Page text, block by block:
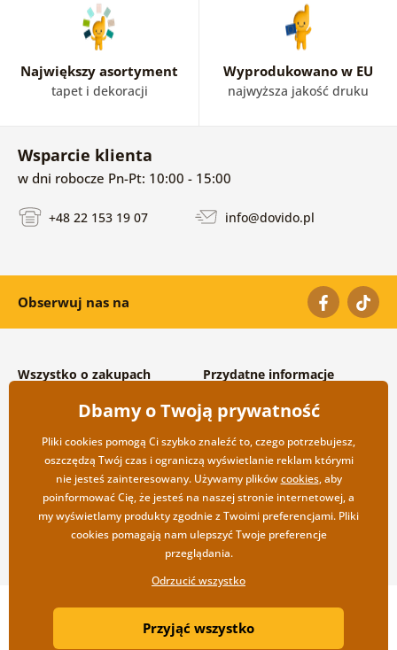
Największy asortyment
tapet i dekoracji
Wyprodukowano w EU
najwyższa jakość druku
Wsparcie klienta
w dni robocze Pn-Pt: 10:00 - 15:00
+48 22 153 19 07 info@dovido.pl
Obserwuj nas na
Wszystko o zakupach
Warunki handlowe i
reklamacyjne
Prywatność
Opcje wysyłki i płatności
Zwrot towarów
Przydatne informacje
Często zadawane pytania
Kontakt
Współpraca hurtowa
Copyright ©2019 © Dovido.pl.
| Sklep internetowy został stworzony przez
Dbamy o Twoją prywatność
Pliki cookies pomogą Ci szybko znaleźć to, czego potrzebujesz,
oszczędzą Twój czas i ograniczą wyświetlanie reklam którymi
nie jesteś zainteresowany. Używamy plikówcookies, aby
poinformować Cię, że jesteś na naszej stronie internetowej, a
my wyświetlamy produkty zgodnie z Twoimi preferencjami. Pliki
cookies pomagają nam ulepszyć Twoje preferencje
przeglądania.
Odrzucić wszystko
Przyjąć wszystko